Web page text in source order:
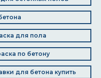
для пола
по бетону
для бетона купить